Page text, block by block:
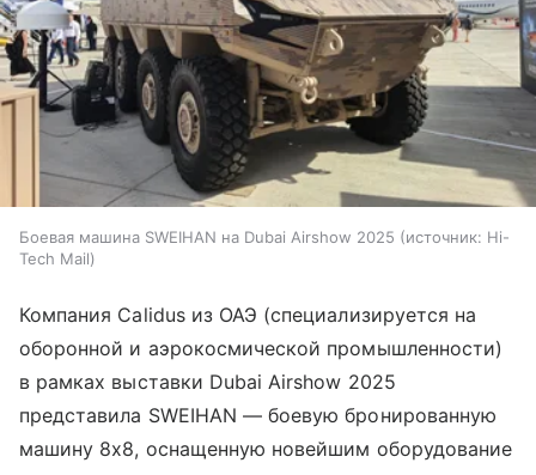
Боевая машина SWEIHAN на Dubai Airshow 2025 источник: Hi-
Tech Mail
Компания Calidus из ОАЭ (специализируется на
оборонной и аэрокосмической промышленности)
в рамках выставки Dubai Airshow 2025
представила SWEIHAN — боевую бронированную
машину 8х8, оснащенную новейшим оборудование